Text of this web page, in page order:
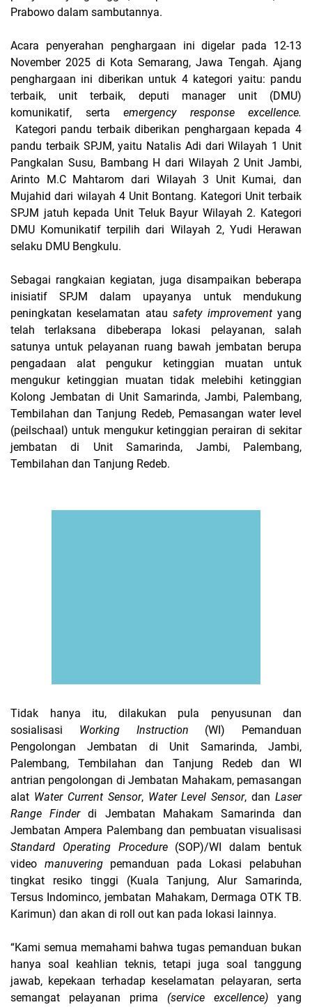
Prabowo dalam sambutannya.
Acara penyerahan penghargaan ini digelar pada 12-13
November 2025 di Kota Semarang, Jawa Tengah. Ajang
penghargaan ini diberikan untuk 4 kategori yaitu: pandu
terbaik, unit terbaik, deputi manager unit (DMU)
komunikatif, serta emergency response excellence.
Kategori pandu terbaik diberikan penghargaan kepada 4
pandu terbaik SPJM, yaitu Natalis Adi dari Wilayah 1 Unit
Pangkalan Susu, Bambang H dari Wilayah 2 Unit Jambi,
Arinto M.C Mahtarom dari Wilayah 3 Unit Kumai, dan
Mujahid dari wilayah 4 Unit Bontang. Kategori Unit terbaik
SPJM jatuh kepada Unit Teluk Bayur Wilayah 2. Kategori
DMU Komunikatif terpilih dari Wilayah 2, Yudi Herawan
selaku DMU Bengkulu.
Sebagai rangkaian kegiatan, juga disampaikan beberapa
inisiatif SPJM dalam upayanya untuk mendukung
peningkatan keselamatan atausafety improvementyang
telah terlaksana dibeberapa lokasi pelayanan, salah
satunya untuk pelayanan ruang bawah jembatan berupa
pengadaan alat pengukur ketinggian muatan untuk
mengukur ketinggian muatan tidak melebihi ketinggian
Kolong Jembatan di Unit Samarinda, Jambi, Palembang,
Tembilahan dan Tanjung Redeb, Pemasangan water level
(peilschaal) untuk mengukur ketinggian perairan di sekitar
jembatan di Unit Samarinda, Jambi, Palembang,
Tembilahan dan Tanjung Redeb.
Tidak hanya itu, dilakukan pula penyusunan dan
sosialisasi Working Instruction (WI) Pemanduan
Pengolongan Jembatan di Unit Samarinda, Jambi,
Palembang, Tembilahan dan Tanjung Redeb dan WI
antrian pengolongan di Jembatan Mahakam, pemasangan
alat Water Current Sensor, Water Level Sensor, dan Laser
Range Finderdi Jembatan Mahakam Samarinda dan
Jembatan Ampera Palembang dan pembuatan visualisasi
Standard Operating Procedure (SOP)/WI dalam bentuk
video manuveringpemanduan pada Lokasi pelabuhan
tingkat resiko tinggi (Kuala Tanjung, Alur Samarinda,
Tersus Indominco, jembatan Mahakam, Dermaga OTK TB.
Karimun) dan akan di roll out kan pada lokasi lainnya.
“Kami semua memahami bahwa tugas pemanduan bukan
hanya soal keahlian teknis, tetapi juga soal tanggung
jawab, kepekaan terhadap keselamatan pelayaran, serta
semangat pelayanan prima (service excellence) yang